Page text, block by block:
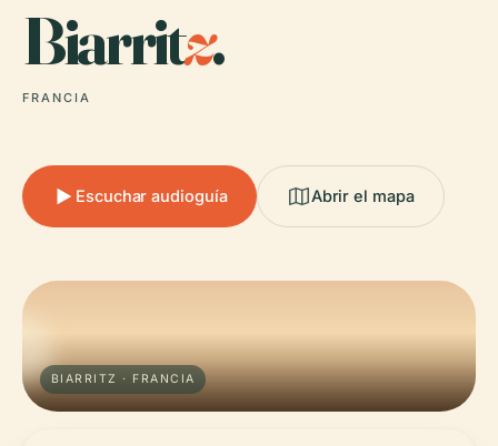
Biarritz.
FRANCIA
Escuchar audioguía Abrir el mapa
BIARRITZ · FRANCIA